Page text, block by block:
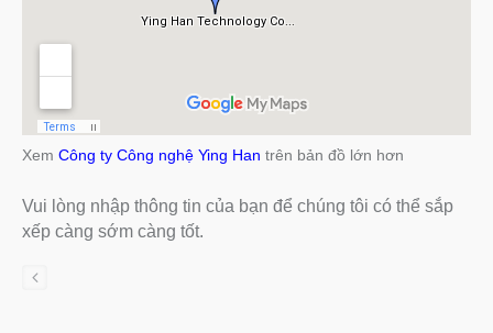
Xem Công ty Công nghệ Ying Han trên bản đồ lớn hơn
Vui lòng nhập thông tin của bạn để chúng tôi có thể sắp
xếp càng sớm càng tốt.